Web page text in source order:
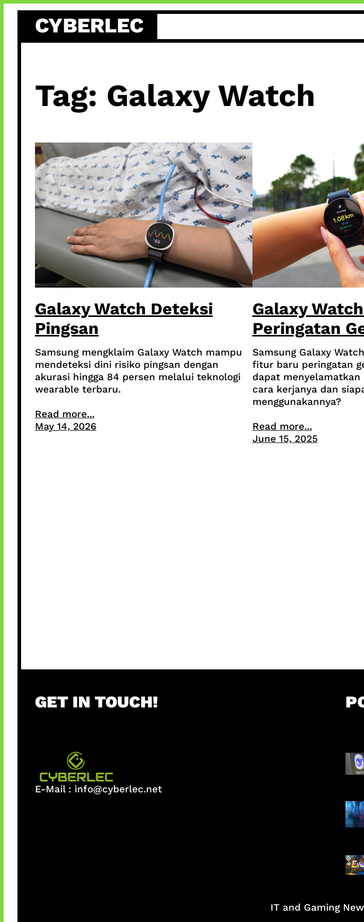
content
CYBERLEC
Tag: Galaxy Watch
Galaxy Watch Deteksi
Pingsan
Samsung mengklaim Galaxy Watch mampu
mendeteksi dini risiko pingsan dengan
akurasi hingga 84 persen melalui teknologi
wearable terbaru.
Read more...
May 14, 2026
Galaxy
Peringatan
Samsung Galaxy
fitur baru peringatan
dapat menyelamatkan
cara kerjanya dan
menggunakannya?
Read more...
June 15, 2025
GET IN TOUCH!
E-Mail : info@cyberlec.net
IT and Gaming